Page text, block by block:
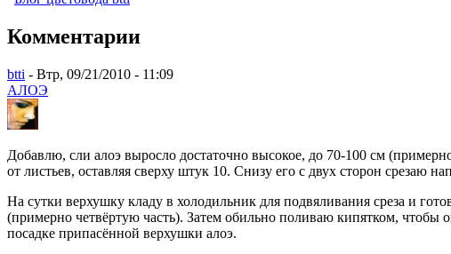
Комментарии
btti - Втр, 09/21/2010 - 11:09
АЛОЭ
Добавлю, сли алоэ выросло достаточно высокое, до 70-100 см
от листьев, оставляя сверху штук 10. Снизу его с двух сторон срезаю
На сутки верхушку кладу в холодильник для подвяливания среза и
(примерно четвёртую часть). Затем обильно поливаю кипятком, чтобы
посадке припасённой верхушки алоэ.